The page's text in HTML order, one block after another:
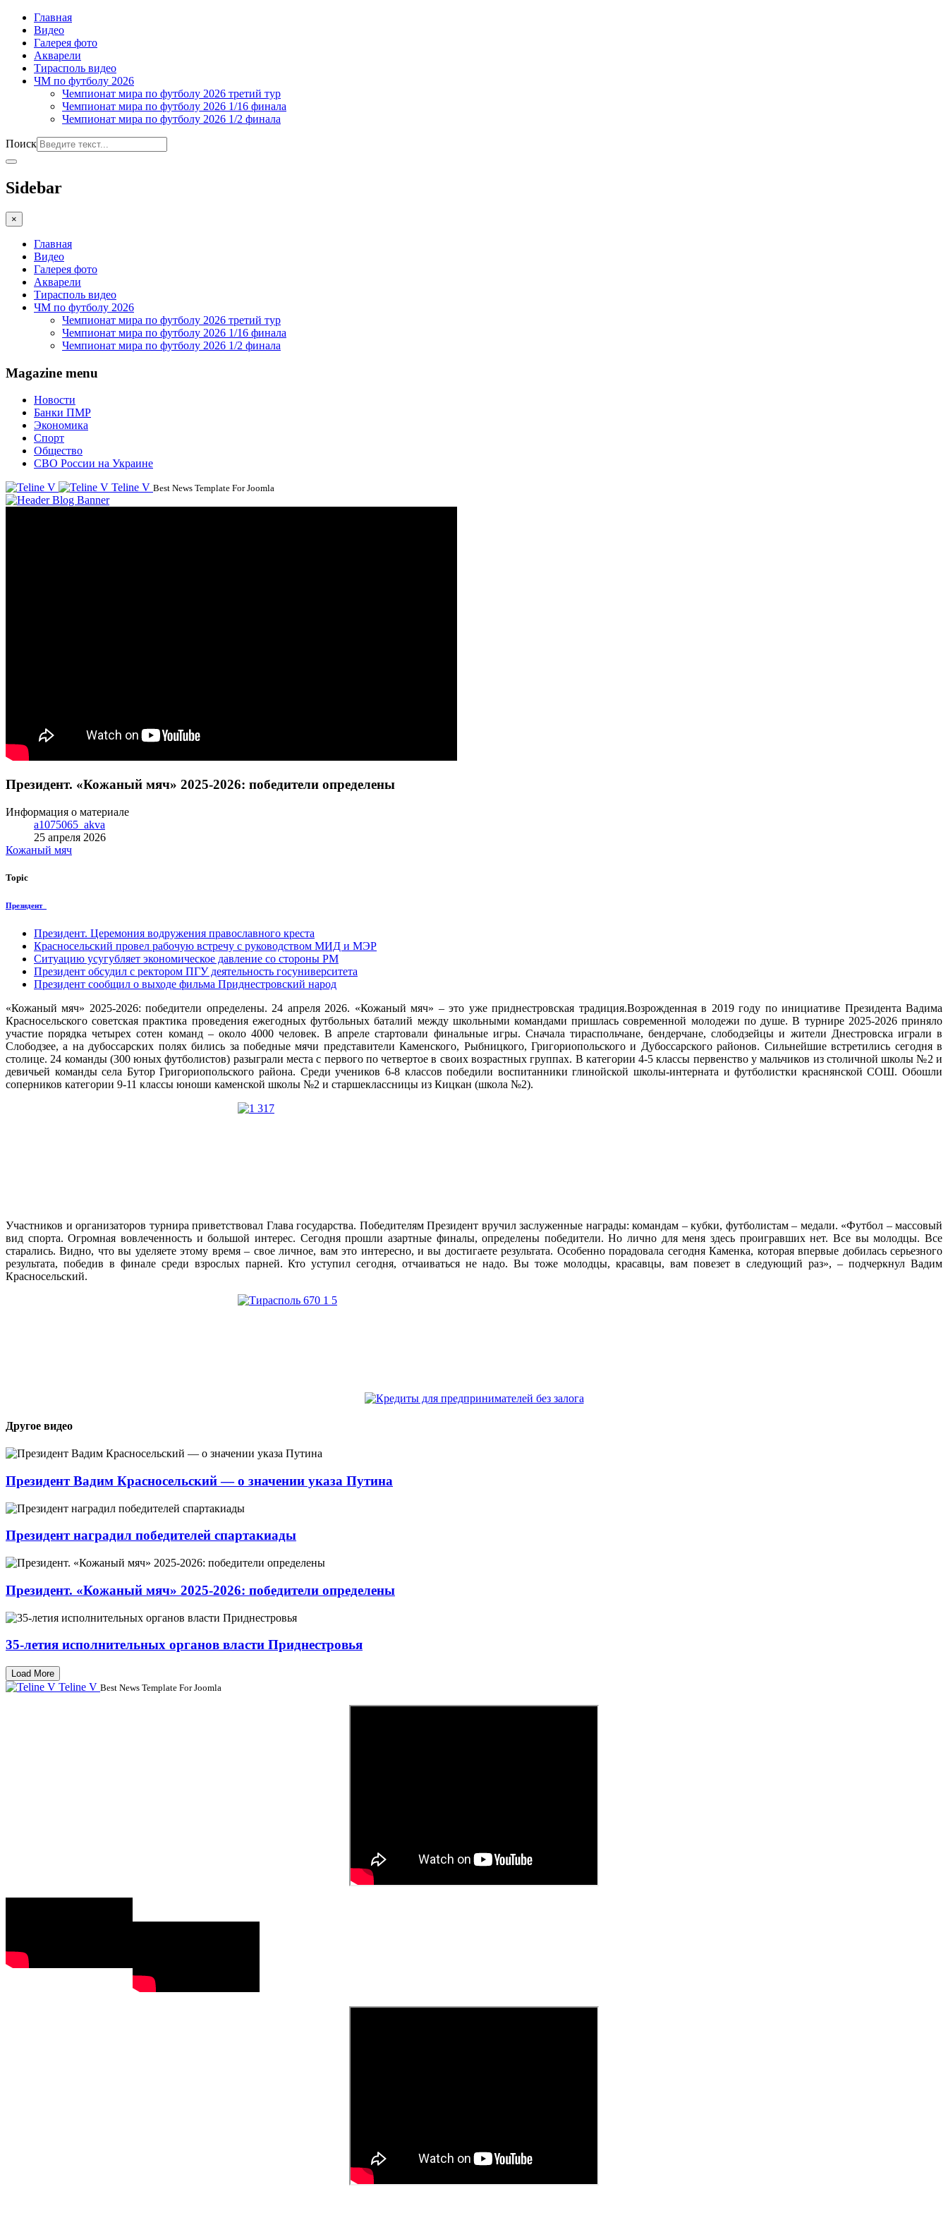
Главная
Видео
Галерея фото
Акварели
Тирасполь видео
ЧМ по футболу 2026
Чемпионат мира по футболу 2026 третий тур
Чемпионат мира по футболу 2026 1/16 финала
Чемпионат мира по футболу 2026 1/2 финала
Поиск
Sidebar
×
Главная
Видео
Галерея фото
Акварели
Тирасполь видео
ЧМ по футболу 2026
Чемпионат мира по футболу 2026 третий тур
Чемпионат мира по футболу 2026 1/16 финала
Чемпионат мира по футболу 2026 1/2 финала
Magazine menu
Новости
Банки ПМР
Экономика
Спорт
Общество
СВО России на Украине
Teline V Best News Template For Joomla
Президент. «Кожаный мяч» 2025-2026: победители определены
Информация о материале
a1075065_akva
25 апреля 2026
Кожаный мяч
Topic
Президент
Президент. Церемония водружения православного креста
Красносельский провел рабочую встречу с руководством МИД и МЭР
Ситуацию усугубляет экономическое давление со стороны РМ
Президент обсудил с ректором ПГУ деятельность госуниверситета
Президент сообщил о выходе фильма Приднестровский народ
«Кожаный мяч» 2025-2026: победители определены. 24 апреля 2026. «Кожаный мяч» – это уже приднестровская традиция.Возрожденная в 2019 году по инициативе Президента Вадима
Красносельского советская практика проведения ежегодных футбольных баталий между школьными командами пришлась современной молодежи по душе. В турнире 2025-2026 приняло
участие порядка четырех сотен команд – около 4000 человек. В апреле стартовали финальные игры. Сначала тираспольчане, бендерчане, слободзейцы и жители Днестровска играли в
Слободзее, а на дубоссарских полях бились за победные мячи представители Каменского, Рыбницкого, Григориопольского и Дубоссарского районов. Сильнейшие встретились сегодня в
столице. 24 команды (300 юных футболистов) разыграли места с первого по четвертое в своих возрастных группах. В категории 4-5 классы первенство у мальчиков из столичной школы №2 и
девичьей команды села Бутор Григориопольского района. Среди учеников 6-8 классов победили воспитанники глинойской школы-интерната и футболистки краснянской СОШ. Обошли
соперников категории 9-11 классы юноши каменской школы №2 и старшеклассницы из Кицкан (школа №2).
Участников и организаторов турнира приветствовал Глава государства. Победителям Президент вручил заслуженные награды: командам – кубки, футболистам – медали. «Футбол – массовый
вид спорта. Огромная вовлеченность и большой интерес. Сегодня прошли азартные финалы, определены победители. Но лично для меня здесь проигравших нет. Все вы молодцы. Все
старались. Видно, что вы уделяете этому время – свое личное, вам это интересно, и вы достигаете результата. Особенно порадовала сегодня Каменка, которая впервые добилась серьезного
результата, победив в финале среди взрослых парней. Кто уступил сегодня, отчаиваться не надо. Вы тоже молодцы, красавцы, вам повезет в следующий раз», – подчеркнул Вадим
Красносельский.
Другое видео
Президент Вадим Красносельский — о значении указа Путина
Президент наградил победителей спартакиады
Президент. «Кожаный мяч» 2025-2026: победители определены
35-летия исполнительных органов власти Приднестровья
Load More
Teline V Best News Template For Joomla